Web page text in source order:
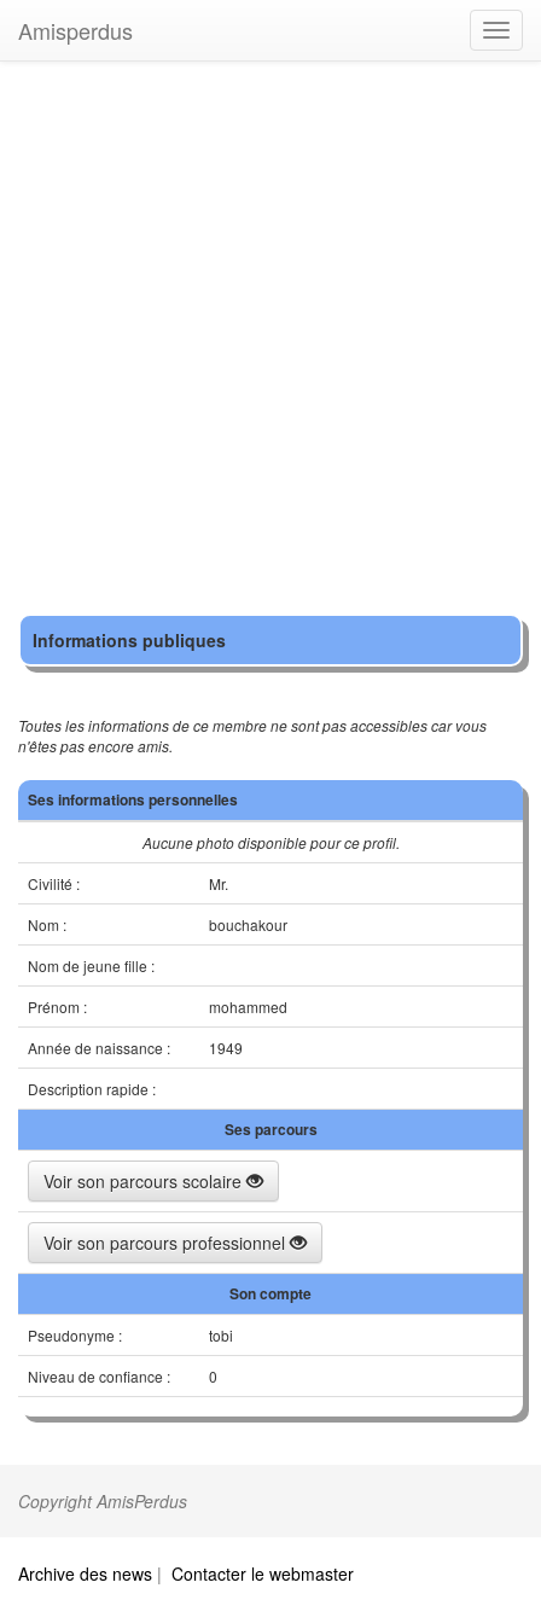
Amisperdus
Informations publiques
Toutes les informations de ce membre ne sont pas accessibles car vous
n'êtes pas encore amis.
Ses informations personnelles
Aucune photo disponible pour ce profil.
Civilité :
Mr.
Nom :
bouchakour
Nom de jeune fille :
Prénom :
mohammed
Année de naissance :
1949
Description rapide :
Ses parcours
Voir son parcours scolaire
Voir son parcours professionnel
Son compte
Pseudonyme :
tobi
Niveau de confiance :
0
Copyright AmisPerdus
Archive des news | Contacter le webmaster